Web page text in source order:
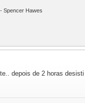
Spencer Hawes
depois de 2 horas